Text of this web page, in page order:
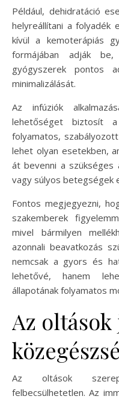
Például, dehidratáció
helyreállítani a folyadék
kívül a kemoterápiás
formájában adják
gyógyszerek pontos
minimalizálását.
Az infúziók
lehetőséget biztosít
folyamatos,
lehet olyan esetekben,
át bevenni a szükséges
vagy súlyos betegségek
Fontos megjegyezni,
szakemberek
mivel bármilyen
azonnali beavatkozás
nemcsak a gyors és
lehetővé, hanem
állapotának folyamatos
Az
Az oltások
felbecsülhetetlen. Az